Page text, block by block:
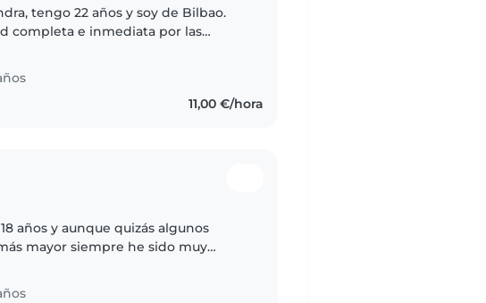
tengo 22 años y soy de Bilbao.
completa e inmediata por las
11,00 €/hora
años y aunque quizás algunos
mayor siempre he sido muy
los niños y..